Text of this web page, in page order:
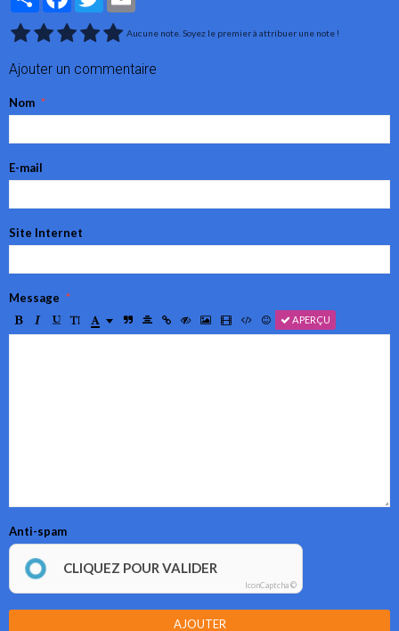
Aucune note. Soyez le premier à attribuer une note !
Ajouter un commentaire
Nom
E-mail
Site Internet
Message
APERÇU
Anti-spam
CLIQUEZ POUR VALIDER
IconCaptcha ©
AJOUTER